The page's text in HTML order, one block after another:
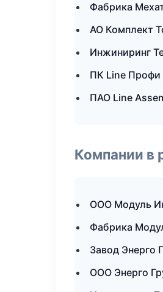
Фабрика
АО Комплект
Инжиниринг
ПК Line Профи
ПАО Line
Компании в
ООО Модуль
Фабрика
Завод
ООО Энерго